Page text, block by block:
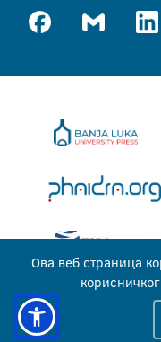
Ова веб страница